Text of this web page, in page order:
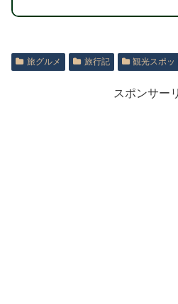
旅グルメ 旅行記 観光スポッ
スポンサー